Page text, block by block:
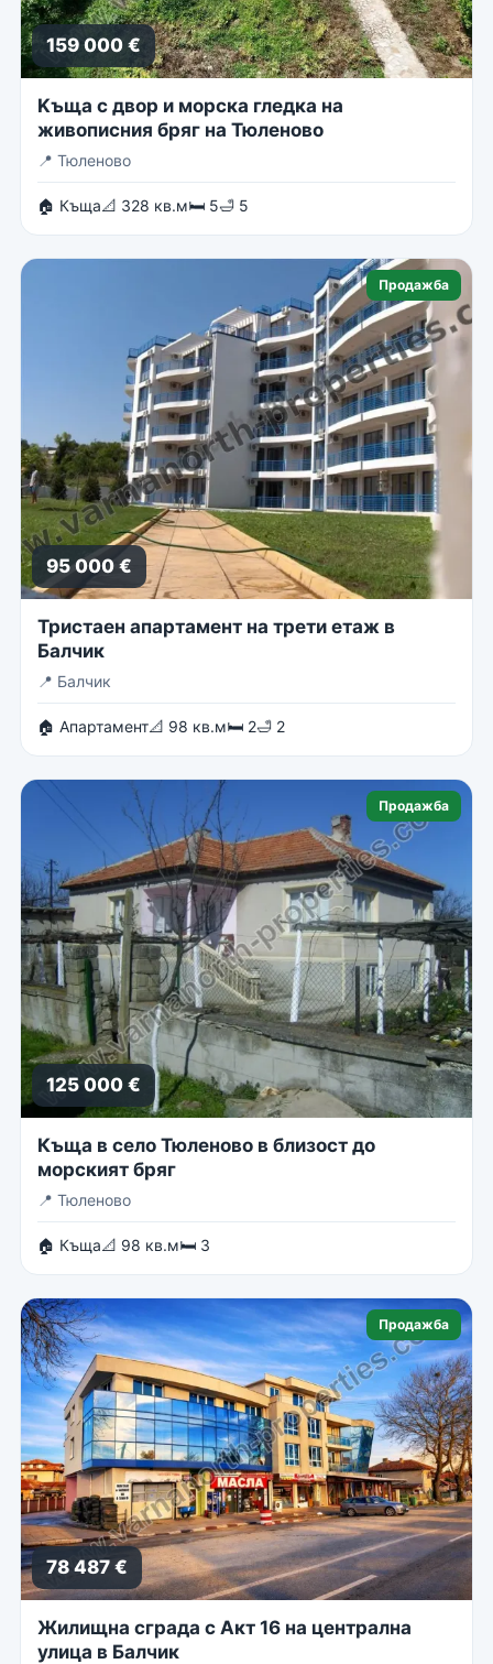
159 000 €
Kъща с двор и морска гледка на
живописния бряг на Тюленово
📍 Тюленово
🏠 Къща📐 328 кв.м🛏 5🛁 5
Продажба
95 000 €
Тристаен апартамент на трети етаж в
Балчик
📍 Балчик
🏠 Апартамент📐 98 кв.м🛏 2🛁 2
Продажба
125 000 €
Къща в село Тюленово в близост до
морският бряг
📍 Тюленово
🏠 Къща📐 98 кв.м🛏 3
Продажба
78 487 €
Жилищна сграда с Акт 16 на централна
улица в Балчик